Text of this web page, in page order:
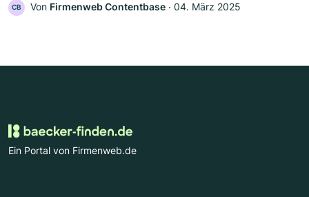
CB Von Firmenweb Contentbase ‧ 04. März 2025
Ein Portal von Firmenweb.de